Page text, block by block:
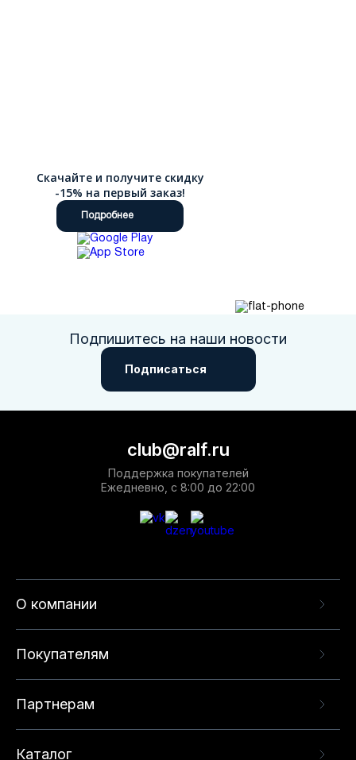
Скачайте и получите скидку
-15% на первый заказ!
Подробнее
Подпишитесь на наши новости
Подписаться
О компании
Покупателям
Партнерам
Каталог
club@ralf.ru
Поддержка покупателей
Ежедневно, с 8:00 до 22:00